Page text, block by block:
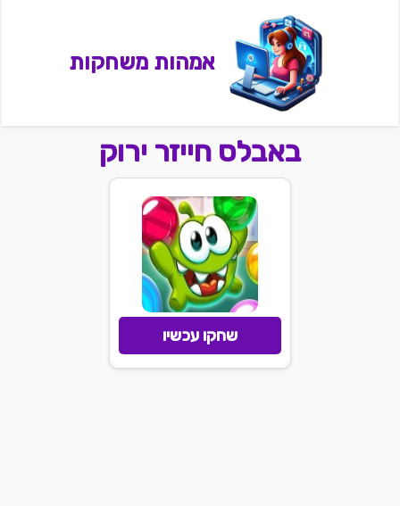
אמהות משחקות
באבלס חייזר ירוק
שחקו עכשיו